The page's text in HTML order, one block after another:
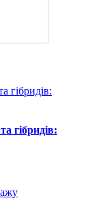
гібридів: